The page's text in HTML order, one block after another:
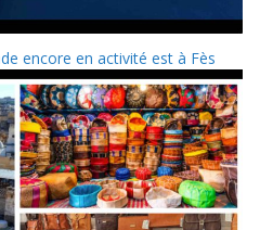
encore en activité est à Fès